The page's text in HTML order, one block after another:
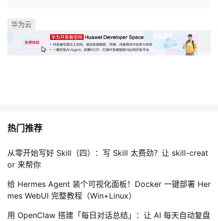
华为云
热门推荐
从零开始写好 Skill（四）：写 Skill 太费劲？让 skill-creat
or 来帮你
给 Hermes Agent 装个可视化面板！Docker 一键部署 Her
mes WebUI 完整教程（Win+Linux）
用 OpenClaw 搭建「每日对话总结」：让 AI 每天自动复盘